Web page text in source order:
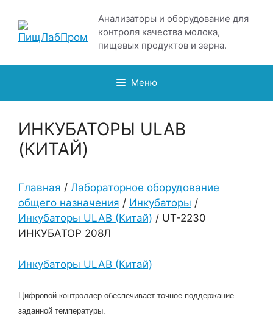
содержимому
Анализаторы и оборудование для
контроля качества молока,
пищевых продуктов и зерна.
Меню
ИНКУБАТОРЫ ULAB
(КИТАЙ)
Главная / Лабораторное оборудование
общего назначения / Инкубаторы /
Инкубаторы ULAB (Китай) / UT-2230
ИНКУБАТОР 208Л
Инкубаторы ULAB (Китай)
Цифровой контроллер обеспечивает точное поддержание
заданной температуры.